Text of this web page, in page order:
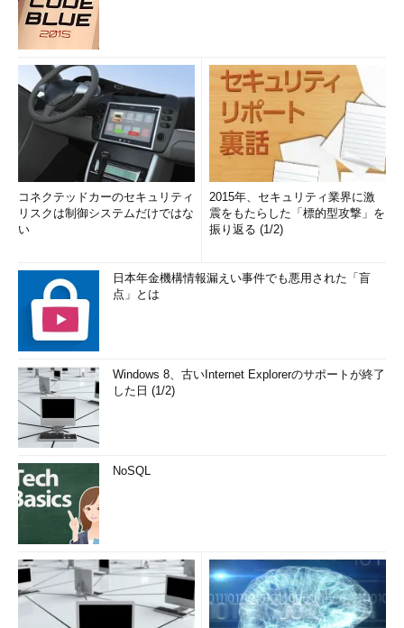
コネクテッドカーのセキュリティ
リスクは制御システムだけではな
い
2015年、セキュリティ業界に激
震をもたらした「標的型攻撃」を
振り返る (1/2)
日本年金機構情報漏えい事件でも悪用された「盲
点」とは
Windows 8、古いInternet Explorerのサポートが終了
した日 (1/2)
NoSQL